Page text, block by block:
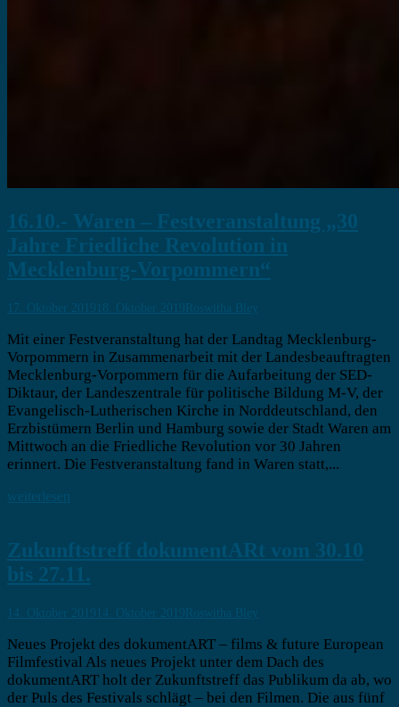
16.10.- Waren – Festveranstaltung „30
Jahre Friedliche Revolution in
Mecklenburg-Vorpommern“
17. Oktober 2019 18. Oktober 2019 Roswitha Bley
Mit einer Festveranstaltung hat der Landtag Mecklenburg-
Vorpommern in Zusammenarbeit mit der Landesbeauftragten
Mecklenburg-Vorpommern für die Aufarbeitung der SED-
Diktaur, der Landeszentrale für politische Bildung M-V, der
Evangelisch-Lutherischen Kirche in Norddeutschland, den
Erzbistümern Berlin und Hamburg sowie der Stadt Waren am
Mittwoch an die Friedliche Revolution vor 30 Jahren
erinnert. Die Festveranstaltung fand in Waren statt,...
weiterlesen
Zukunftstreff dokumentARt vom 30.10
bis 27.11.
14. Oktober 2019 14. Oktober 2019 Roswitha Bley
Neues Projekt des dokumentART – films & future European
Filmfestival Als neues Projekt unter dem Dach des
dokumentART holt der Zukunftstreff das Publikum da ab, wo
der Puls des Festivals schlägt – bei den Filmen. Die aus fünf